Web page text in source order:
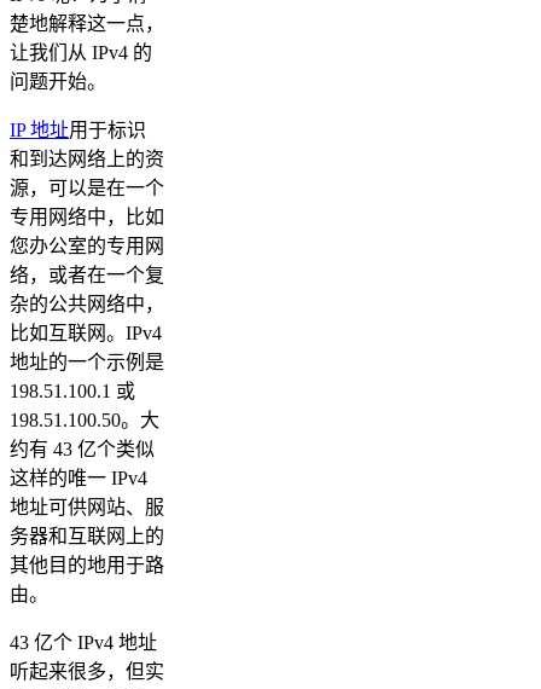
楚地解释这一点，
让我们从 IPv4 的
问题开始。
IP 地址用于标识
和到达网络上的资
源，可以是在一个
专用网络中，比如
您办公室的专用网
络，或者在一个复
杂的公共网络中，
比如互联网。IPv4
地址的一个示例是
198.51.100.1 或
198.51.100.50。大
约有 43 亿个类似
这样的唯一 IPv4
地址可供网站、服
务器和互联网上的
其他目的地用于路
由。
43 亿个 IPv4 地址
听起来很多，但实